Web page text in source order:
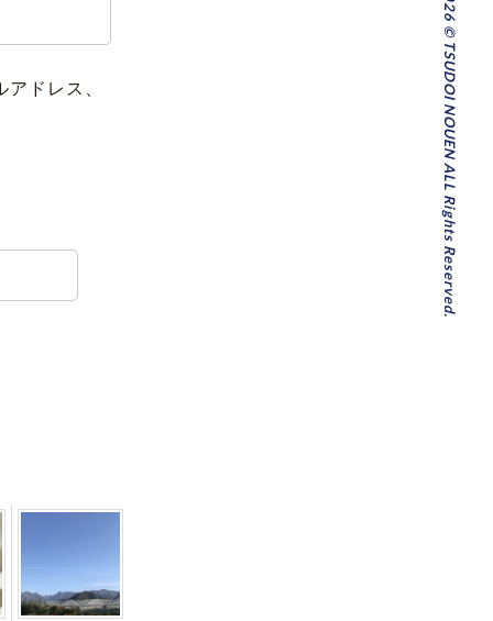
ドレス、 Copyright 2026 © TSUDOI NOUEN ALL Rights Reserved.